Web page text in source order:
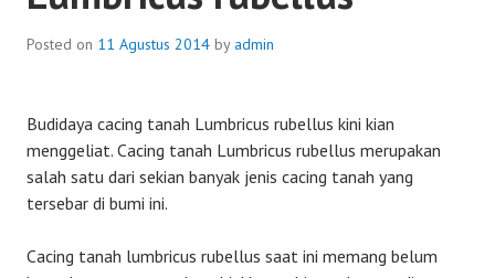
Posted on 11 Agustus 2014 by admin
Budidaya cacing tanah Lumbricus rubellus kini kian
menggeliat. Cacing tanah Lumbricus rubellus merupakan
salah satu dari sekian banyak jenis cacing tanah yang
tersebar di bumi ini.
Cacing tanah lumbricus rubellus saat ini memang belum